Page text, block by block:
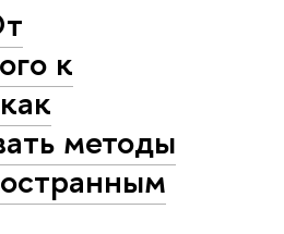
к
методы